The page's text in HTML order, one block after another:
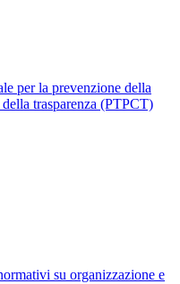
per la prevenzione della
trasparenza (PTPCT)
su organizzazione e